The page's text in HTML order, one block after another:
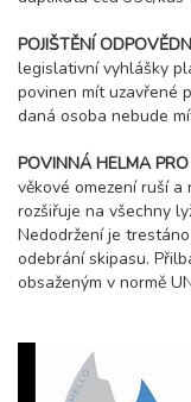
sobota - sobota
18 500
POJIŠTĚNÍ
legislativní vyhlášky
povinen mít uzavřené
daná osoba nebude
POVINNÁ HELMA
věkové omezení ruší
rozšiřuje na všechny
Nedodržení je
odebrání skipasu.
obsaženým v normě